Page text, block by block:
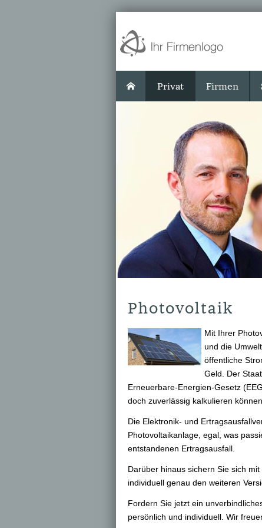
Privat Firmen
Photovoltaik
Mit Ihrer
und die
öffentliche
Geld. Der
Erneuerbare-Energien-Gesetz
doch zuverlässig kalkulieren
Die Elektronik- und
Photovoltaikanlage, egal, was
entstandenen Ertragsausfall.
Darüber hinaus sichern Sie sich
individuell genau den weiteren
Fordern Sie jetzt ein
persönlich und individuell. Wir